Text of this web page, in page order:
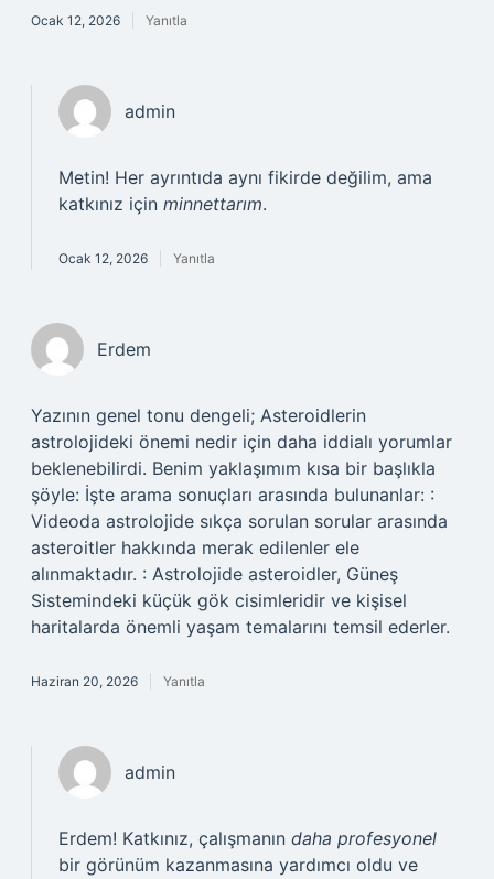
Ocak 12, 2026 Yanıtla
admin
Metin! Her ayrıntıda aynı fikirde değilim, ama
katkınız için minnettarım.
Ocak 12, 2026 Yanıtla
Erdem
Yazının genel tonu dengeli; Asteroidlerin
astrolojideki önemi nedir için daha iddialı yorumlar
beklenebilirdi. Benim yaklaşımım kısa bir başlıkla
şöyle: İşte arama sonuçları arasında bulunanlar: :
Videoda astrolojide sıkça sorulan sorular arasında
asteroitler hakkında merak edilenler ele
alınmaktadır. : Astrolojide asteroidler, Güneş
Sistemindeki küçük gök cisimleridir ve kişisel
haritalarda önemli yaşam temalarını temsil ederler.
Haziran 20, 2026 Yanıtla
admin
Erdem! Katkınız, çalışmanın daha profesyonel
bir görünüm kazanmasına yardımcı oldu ve